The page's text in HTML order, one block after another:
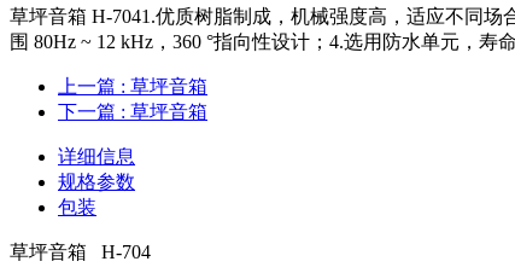
草坪音箱 H-7041.优质树脂制成，机械强度高，适应不同
围 80Hz ~ 12 kHz，360 °指向性设计；4.选用防水单元，
上一篇 : 草坪音箱
下一篇 : 草坪音箱
详细信息
规格参数
包装
草坪音箱 H-704